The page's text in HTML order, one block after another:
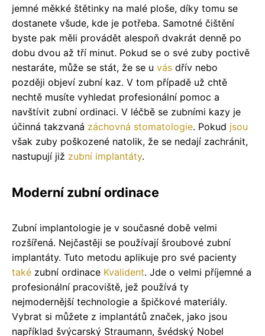
jemné měkké štětinky na malé ploše, díky tomu se
dostanete všude, kde je potřeba. Samotné čištění
byste pak měli provádět alespoň dvakrát denně po
dobu dvou až tří minut. Pokud se o své zuby poctivě
nestaráte, může se stát, že se u vás dřív nebo
později objeví zubní kaz. V tom případě už chtě
nechtě musíte vyhledat profesionální pomoc a
navštívit zubní ordinaci. V léčbě se zubními kazy je
účinná takzvaná záchovná stomatologie. Pokud jsou
však zuby poškozené natolik, že se nedají zachránit,
nastupují již zubní implantáty.
Moderní zubní ordinace
Zubní implantologie je v současné době velmi
rozšířená. Nejčastěji se používají šroubové zubní
implantáty. Tuto metodu aplikuje pro své pacienty
také zubní ordinace Kvalident. Jde o velmi příjemné a
profesionální pracoviště, jež používá ty
nejmodernější technologie a špičkové materiály.
Vybrat si můžete z implantátů značek, jako jsou
například švýcarský Straumann, švédský Nobel